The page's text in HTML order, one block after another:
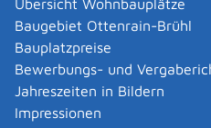
Übersicht Wohnbauplätze
Baugebiet Ottenrain-Brühl
Bauplatzpreise
Bewerbungs- und
Jahreszeiten in Bildern
Impressionen
Baulastenverzeichnis -
Baumfällgenehmigung
Bebauungsplan einsehen
Bewohnerparkausweis
Bombenfund oder